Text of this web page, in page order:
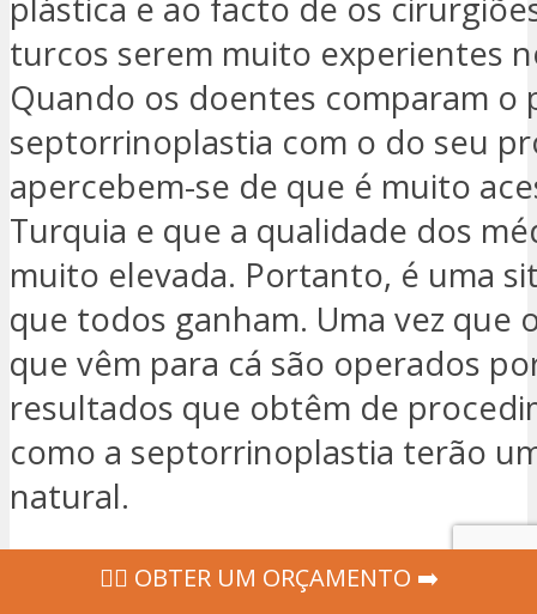
plástica e ao facto de os
turcos serem muito experientes
Quando os doentes comparam o
septorrinoplastia com o do seu
apercebem-se de que é muito
Turquia e que a qualidade dos
muito elevada. Portanto, é uma
que todos ganham. Uma vez que
que vêm para cá são operados
resultados que obtêm de
como a septorrinoplastia terão
natural.
Leia também:Preço da
‍👩‍⚕ OBTER UM ORÇAMENTO ➡️